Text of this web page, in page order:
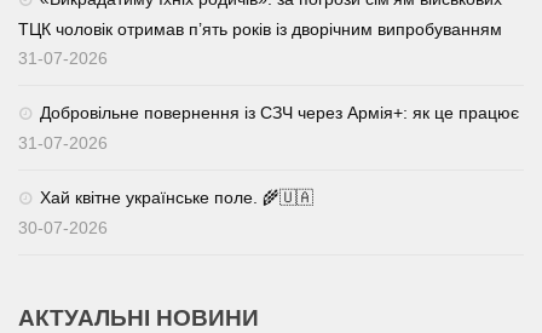
ТЦК чоловік отримав п’ять років із дворічним випробуванням
31-07-2026
Добровільне повернення із СЗЧ через Армія+: як це працює
31-07-2026
Хай квітне українське поле. 🌾🇺🇦
30-07-2026
АКТУАЛЬНІ НОВИНИ